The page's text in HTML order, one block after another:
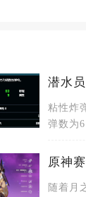
粘性炸
弹数为
以通
原神
随着月